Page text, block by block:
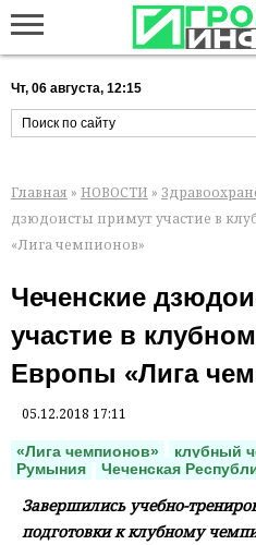
Чт, 06 августа, 12:15
Главная » НОВОСТИ »
дзюдоисты примут участие в
«Лига чемпионов»
Чеченские
участие в
Европы «Лига
05.12.2018 17:11
«Лига чемпионов» клубный
Румыния
Чеченская
Завершились учебно-
подготовки к клубному